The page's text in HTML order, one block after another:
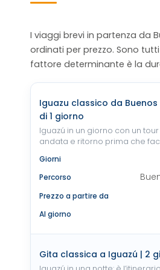
I viaggi brevi in partenza da
ordinati per prezzo. Sono tutti
fattore determinante è la
Iguazu classico da Buenos
di 1 giorno
Iguazú in un giorno con un
andata e ritorno prima che
Giorni
Percorso
Prezzo a partire da
Al giorno
Gita classica a Iguazú | 2